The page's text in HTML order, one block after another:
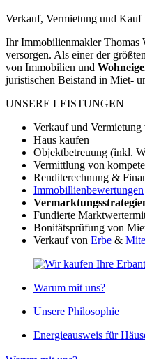
Verkauf, Vermietung und
Ihr Immobilienmakler Thomas
versorgen. Als einer der
von Immobilien und
juristischen Beistand in Miet-
UNSERE LEISTUNGEN
Verkauf und
Haus kaufen
Objektbetreuung (inkl.
Vermittlung von
Renditerechnung &
Immobillienbewertungen
Fundierte
Bonitätsprüfung von
Verkauf von Erbe &
Warum mit uns?
Unsere Philosophie
Energieausweis für